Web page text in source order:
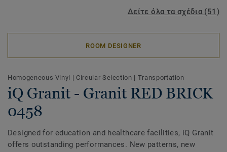
Δείτε όλα τα σχέδια (51)
ROOM DESIGNER
Homogeneous Vinyl | Circular Selection | Transportation
iQ Granit - Granit RED BRICK
0458
Designed for education and healthcare facilities, iQ Granit
offers outstanding performances. New patterns, new